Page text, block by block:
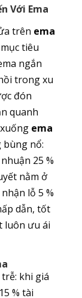
Với Ema
trên ema
tiêu
ngắn
trong xu
đón
quanh
ema
bùng nổ:
25 %
nằm ở
lỗ 5 %
dẫn, tốt
luôn ưu ái
khi giá
% tài